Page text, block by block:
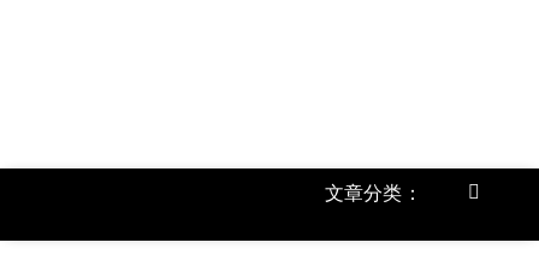
文章分类：
Toggle